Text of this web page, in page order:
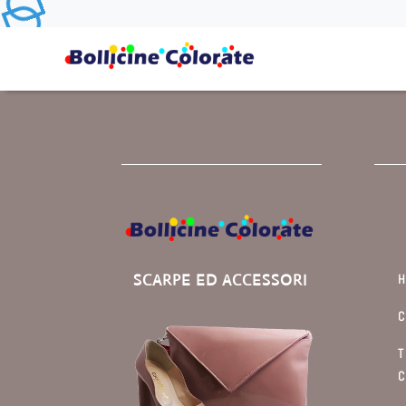
SCARPE ED ACCESSORI